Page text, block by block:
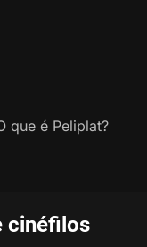
cinéfilos
que é Peliplat?